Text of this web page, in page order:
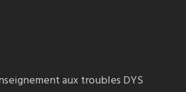
aux troubles DYS